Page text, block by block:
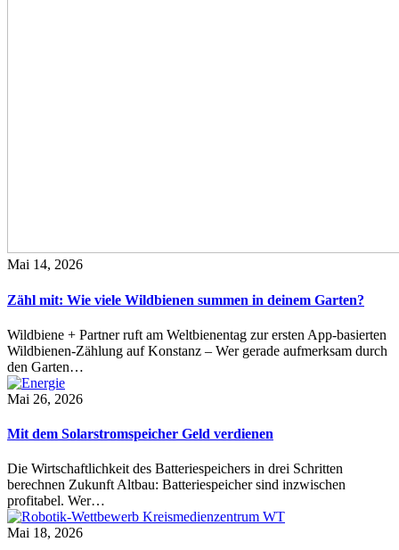
Mai 14, 2026
Zähl mit: Wie viele Wildbienen summen in deinem Garten?
Wildbiene + Partner ruft am Weltbienentag zur ersten App-basierten
Wildbienen-Zählung auf Konstanz – Wer gerade aufmerksam durch
den Garten…
Mai 26, 2026
Mit dem Solarstromspeicher Geld verdienen
Die Wirtschaftlichkeit des Batteriespeichers in drei Schritten
berechnen Zukunft Altbau: Batteriespeicher sind inzwischen
profitabel. Wer…
Mai 18, 2026